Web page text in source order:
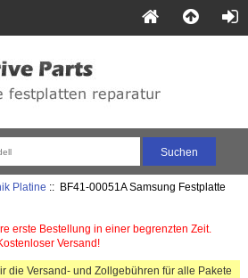
Platine :: BF41-00051A Samsung Festplatte
erste Bestellung in einer begrenzten Zeit.
Versand!
die Versand- und Zollgebühren für alle Pakete